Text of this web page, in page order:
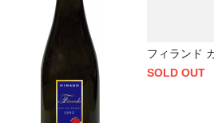
フィランド
SOLD OUT